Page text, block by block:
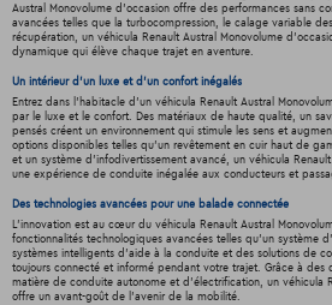
Austral Monovolume d'occasion offre des performances sans
avancées telles que la turbocompression, le calage variable
récupération, un véhicula Renault Austral Monovolume
dynamique qui élève chaque trajet en aventure.
Un intérieur d’un luxe et d’un confort inégalés
Entrez dans l'habitacle d'un véhicula Renault Austral
par le luxe et le confort. Des matériaux de haute qualité, un
pensés créent un environnement qui stimule les sens et
options disponibles telles qu'un revêtement en cuir haut de
et un système d'infodivertissement avancé, un véhicula
une expérience de conduite inégalée aux conducteurs et
Des technologies avancées pour une balade connectée
L'innovation est au cœur du véhicula Renault Austral
fonctionnalités technologiques avancées telles qu'un système
systèmes intelligents d'aide à la conduite et des solutions de
toujours connecté et informé pendant votre trajet. Grâce à des
matière de conduite autonome et d'électrification, un véhicula
offre un avant-goût de l'avenir de la mobilité.